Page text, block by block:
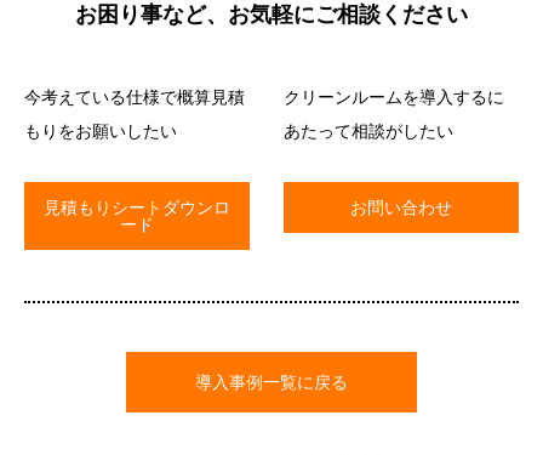
お困り事など、お気軽にご相談ください
今考えている仕様で概算見積
もりをお願いしたい
見積もりシートダウンロ
ード
クリーンルームを導入するに
あたって相談がしたい
お問い合わせ
導入事例一覧に戻る